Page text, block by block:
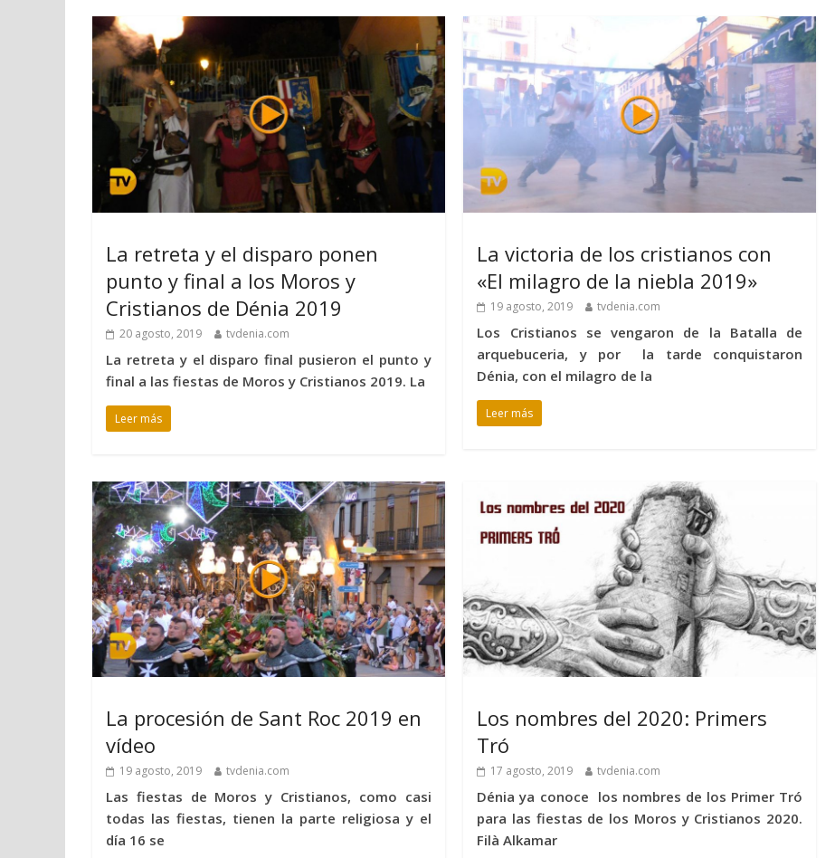
La retreta y el disparo ponen
punto y final a los Moros y
Cristianos de Dénia 2019
20 agosto, 2019 tvdenia.com
La retreta y el disparo final pusieron el punto y
final a las fiestas de Moros y Cristianos 2019. La
Leer más
La victoria de los cristianos con
«El milagro de la niebla 2019»
19 agosto, 2019 tvdenia.com
Los Cristianos se vengaron de la Batalla de
arquebuceria, y por la tarde conquistaron
Dénia, con el milagro de la
Leer más
La procesión de Sant Roc 2019 en
vídeo
19 agosto, 2019 tvdenia.com
Las fiestas de Moros y Cristianos, como casi
todas las fiestas, tienen la parte religiosa y el
día 16 se
Los nombres del 2020: Primers
Tró
17 agosto, 2019 tvdenia.com
Dénia ya conoce los nombres de los Primer Tró
para las fiestas de los Moros y Cristianos 2020.
Filà Alkamar